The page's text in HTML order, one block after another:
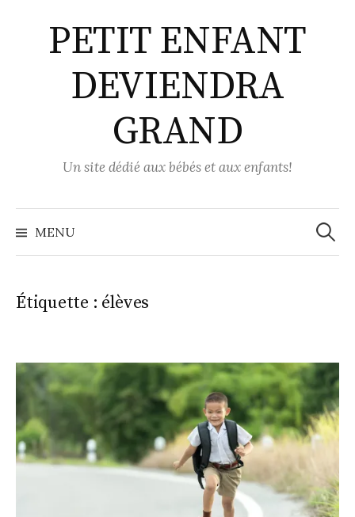
contenuPETIT ENFANT
DEVIENDRA
GRAND
Un site dédié aux bébés et aux enfants!
MENU
Étiquette : élèves